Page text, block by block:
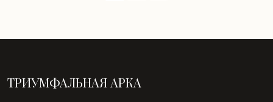
ТРИУМФАЛЬНАЯ АРКА